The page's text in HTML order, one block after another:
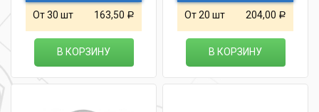
От 30 шт 163,50 Р
В КОРЗИНУ
От 20 шт 204,00 Р
В КОРЗИНУ